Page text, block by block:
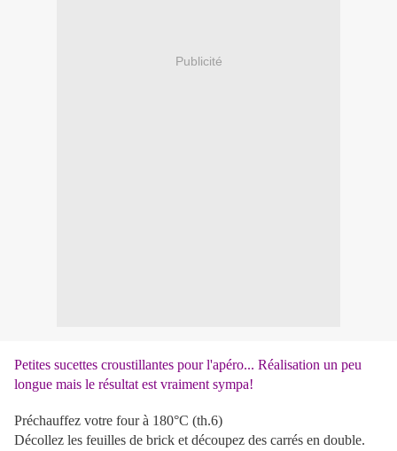
Publicité
Petites sucettes croustillantes pour l'apéro... Réalisation un peu
longue mais le résultat est vraiment sympa!
Préchauffez votre four à 180°C (th.6)
Décollez les feuilles de brick et découpez des carrés en double.